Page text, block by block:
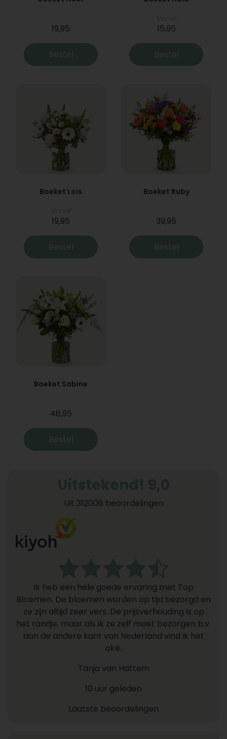
19,95
Bestel
15,95
Bestel
Boeket Lois
19,95
Bestel
Boeket Ruby
39,95
Bestel
Boeket Sabine
46,95
Bestel
Uit 312008 beoordelingen
Ik heb een hele goede ervaring met Top
Bloemen. De bloemen worden op tijd bezorgd en
ze zijn altijd zeer vers. De prijsverhouding is op
het randje, maar als ik ze zelf moet bezorgen b.v.
aan de andere kant van Nederland vind ik het
oké.
Tanja van Hattem
10 uur geleden
Laatste beoordelingen